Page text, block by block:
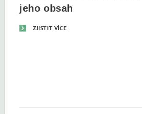
jeho obsah
ZJISTIT VÍCE